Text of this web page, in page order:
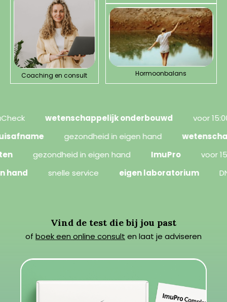
Coaching en consult Hormoonbalans
wetenschappelijk onderbouwd
voor 15:00
thuisafname
gezondheid in eigen hand
gezondheid in eigen hand
ImuPro
voor
hand
snelle service eigen laboratorium
Vind de test die bij jou past
of boek een online consult en laat je adviseren